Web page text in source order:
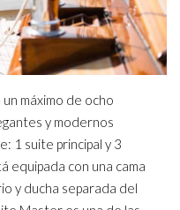
máximo de ocho
y modernos
1 suite principal y 3
equipada con una cama
y ducha separada del